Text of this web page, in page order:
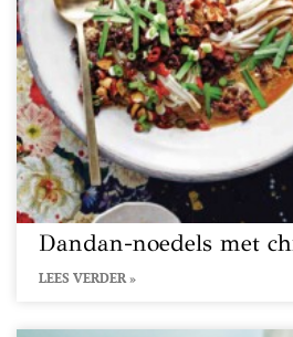
Dandan-noedels met
LEES VERDER »